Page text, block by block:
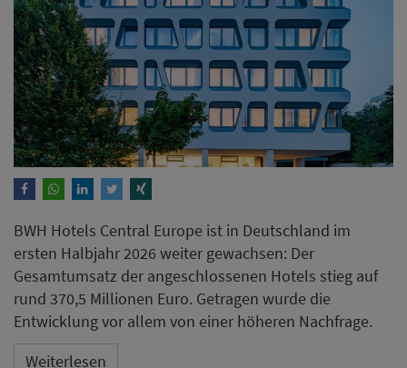
BWH Hotels Central Europe ist in Deutschland im
ersten Halbjahr 2026 weiter gewachsen: Der
Gesamtumsatz der angeschlossenen Hotels stieg auf
rund 370,5 Millionen Euro. Getragen wurde die
Entwicklung vor allem von einer höheren Nachfrage.
Weiterlesen